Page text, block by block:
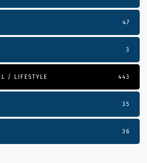
47
3
/ LIFESTYLE 443
35
36